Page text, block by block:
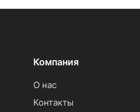
Компания
О нас
Контакты